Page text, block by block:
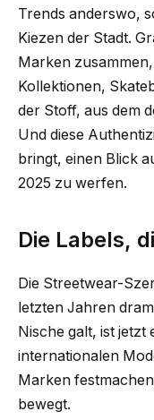
Trends anderswo,
Kiezen der Stadt.
Marken
Kollektionen,
der Stoff, aus dem
Und diese
bringt, einen Blick
2025 zu werfen.
Die Labels,
Die Streetwear-
letzten Jahren
Nische galt, ist jetzt
internationalen
Marken
bewegt.